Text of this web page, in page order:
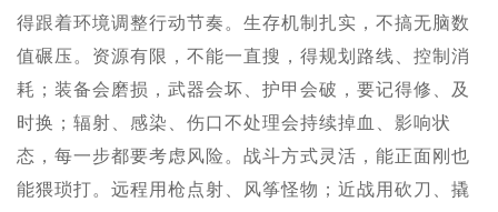
得跟着环境调整行动节奏。生存机制扎实，不搞无脑数
值碾压。资源有限，不能一直搜，得规划路线、控制消
耗；装备会磨损，武器会坏、护甲会破，要记得修、及
时换；辐射、感染、伤口不处理会持续掉血、影响状
态，每一步都要考虑风险。战斗方式灵活，能正面刚也
能猥琐打。远程用枪点射、风筝怪物；近战用砍刀、撬